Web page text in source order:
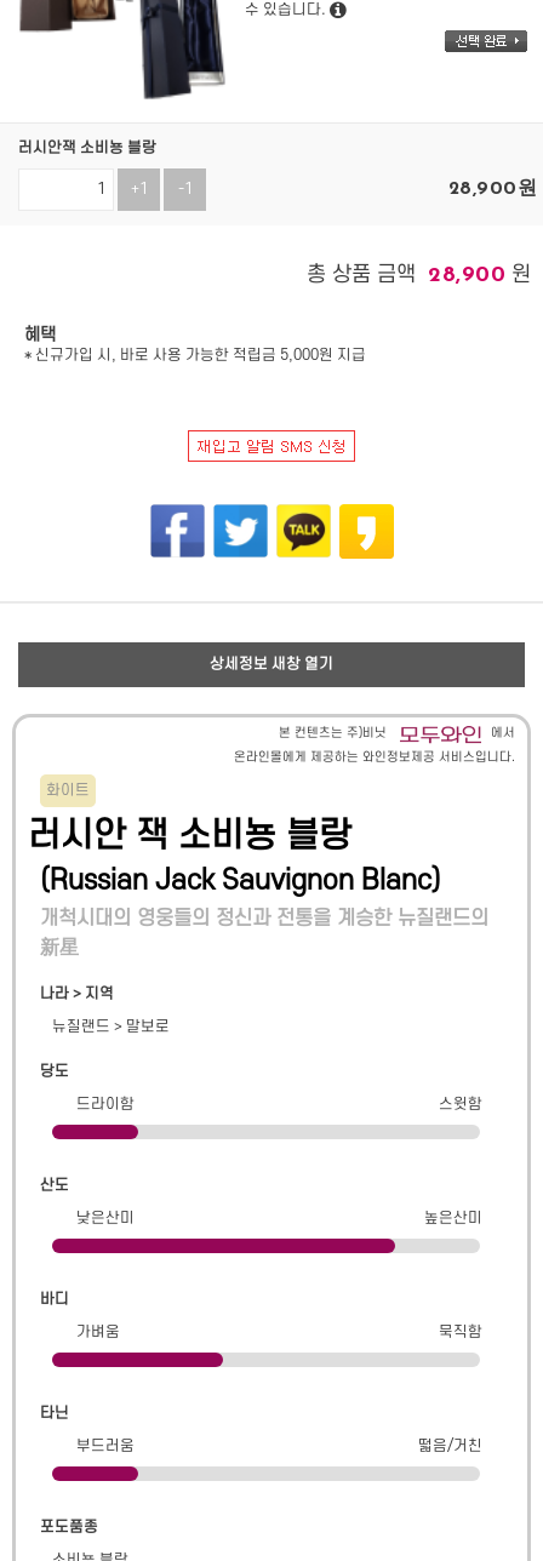
수 있습니다.
러시안잭 소비뇽 블랑
+1 -1 28,900원
총 상품 금액 28,900 원
혜택
* 신규가입 시, 바로 사용 가능한 적립금 5,000원 지급
상세정보 새창 열기
본 컨텐츠는 주)비닛
에서
온라인몰에게 제공하는 와인정보제공 서비스입니다.
화이트
러시안 잭 소비뇽 블랑
(Russian Jack Sauvignon Blanc)
개척시대의 영웅들의 정신과 전통을 계승한 뉴질랜드의
新星
나라 > 지역
뉴질랜드 > 말보로
당도
드라이함
스윗함
산도
낮은산미
높은산미
바디
가벼움
묵직함
타닌
부드러움
떫음/거친
포도품종